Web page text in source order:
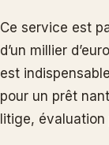
Ce service est
d’un millier
est
pour un prêt
litige, évaluation